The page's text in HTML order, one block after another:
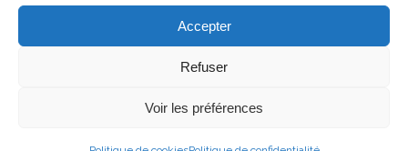
Accepter
Refuser
Voir les préférences
Ce site utilise Google Analytics à des fins d’analyse
Vous pouvez maîtriser cet outil.
En savoir + sur le site de la CNIL.